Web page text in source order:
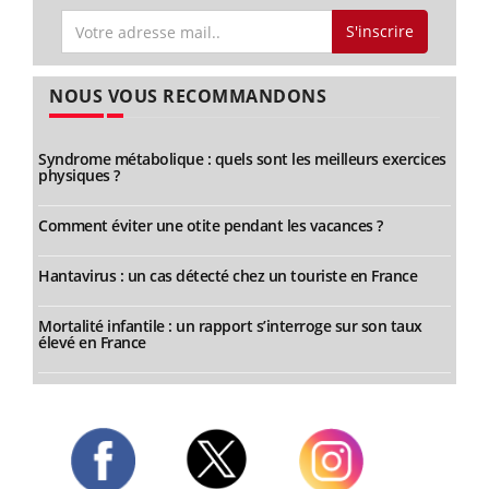
S'inscrire
NOUS VOUS RECOMMANDONS
Syndrome métabolique : quels sont les meilleurs exercices
physiques ?
Comment éviter une otite pendant les vacances ?
Hantavirus : un cas détecté chez un touriste en France
Mortalité infantile : un rapport s’interroge sur son taux
élevé en France